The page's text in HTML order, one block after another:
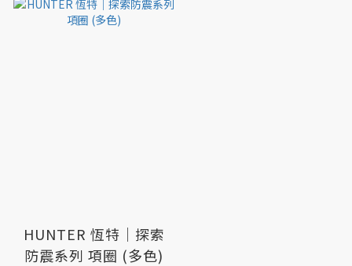
HUNTER 恆特｜探索
防震系列 項圈 (多色)